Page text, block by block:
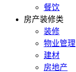
餐饮
房产装修类
装修
物业管理
建材
房地产